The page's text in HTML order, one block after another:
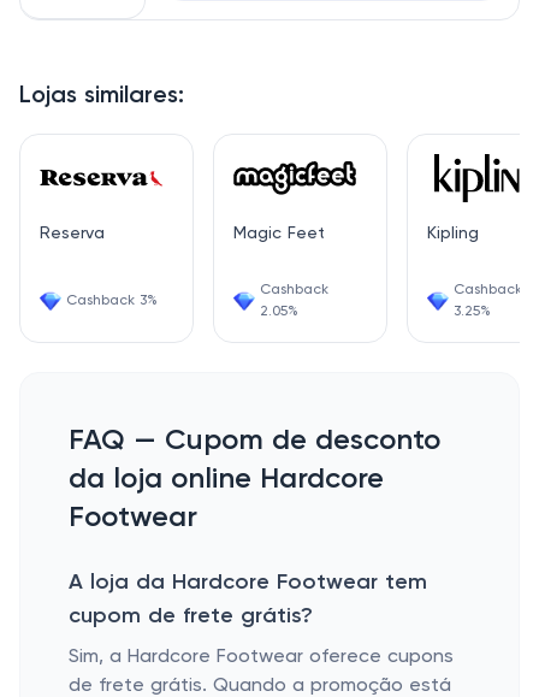
Lojas similares:
Reserva
Cashback 3%
Magic Feet
Cashback
2.05%
Kipling
Cashback
3.25%
FAQ — Cupom de desconto
da loja online Hardcore
Footwear
A loja da Hardcore Footwear tem
cupom de frete grátis?
Sim, a Hardcore Footwear oferece cupons
de frete grátis. Quando a promoção está